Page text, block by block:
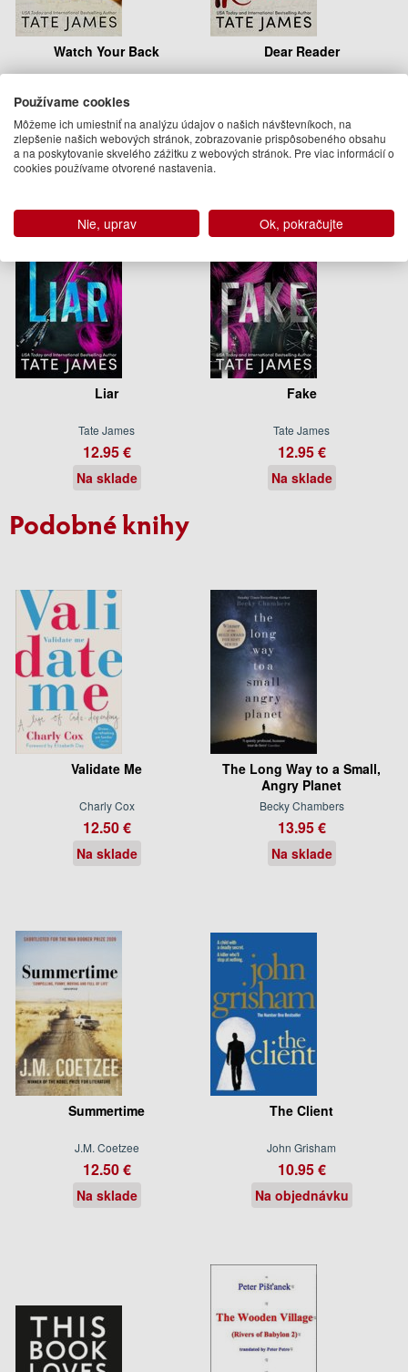
Watch Your Back
13.95 €
Na sklade
Dear Reader
Dodanie do 21 dní
Liar
Tate James
12.95 €
Na sklade
Fake
Tate James
12.95 €
Na sklade
Podobné knihy
Validate Me
Charly Cox
12.50 €
Na sklade
The Long Way to a Small,
Angry Planet
Becky Chambers
13.95 €
Na sklade
Summertime
J.M. Coetzee
12.50 €
Na sklade
The Client
John Grisham
10.95 €
Na objednávku
Používame cookies
Môžeme ich umiestniť na analýzu údajov o našich návštevníkoch, na
zlepšenie našich webových stránok, zobrazovanie prispôsobeného obsahu
a na poskytovanie skvelého zážitku z webových stránok. Pre viac informácií o
cookies používame otvorené nastavenia.
Nie, uprav Ok, pokračujte